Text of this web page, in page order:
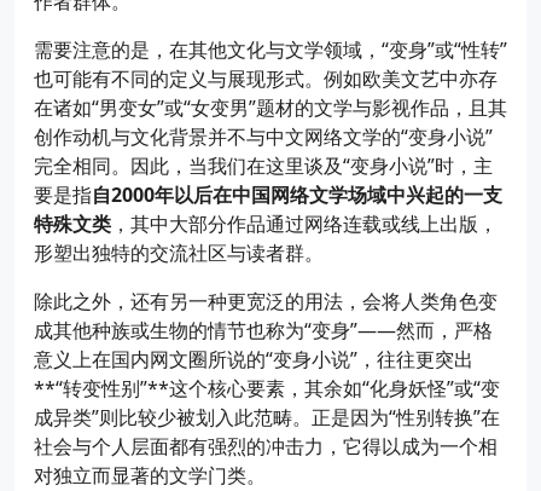
需要注意的是，在其他文化与文学领域，“变身”或“性转”
也可能有不同的定义与展现形式。例如欧美文艺中亦存
在诸如“男变女”或“女变男”题材的文学与影视作品，且其
创作动机与文化背景并不与中文网络文学的“变身小说”
完全相同。因此，当我们在这里谈及“变身小说”时，主
要是指自2000年以后在中国网络文学场域中兴起的一支
特殊文类 ，其中大部分作品通过网络连载或线上出版，
形塑出独特的交流社区与读者群。
除此之外，还有另一种更宽泛的用法，会将人类角色变
成其他种族或生物的情节也称为“变身”——然而，严格
意义上在国内网文圈所说的“变身小说”，往往更突出
**“转变性别”**这个核心要素，其余如“化身妖怪”或“变
成异类”则比较少被划入此范畴。正是因为“性别转换”在
社会与个人层面都有强烈的冲击力，它得以成为一个相
对独立而显著的文学门类。